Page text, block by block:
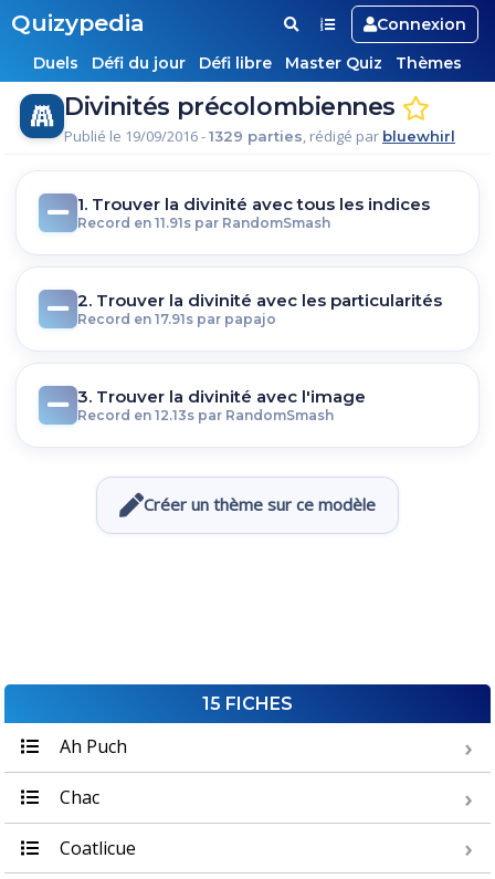
Quizypedia
Connexion
Duels
Défi du jour Défi libre Master Quiz Thèmes
Divinités précolombiennes
Publié le 19/09/2016 -1329 parties, rédigé par bluewhirl
1. Trouver la divinité avec tous les indices
Record en 11.91s par RandomSmash
2. Trouver la divinité avec les particularités
Record en 17.91s par papajo
3. Trouver la divinité avec l'image
Record en 12.13s par RandomSmash
Créer un thème sur ce modèle
15 FICHES
Ah Puch
Chac
Coatlicue